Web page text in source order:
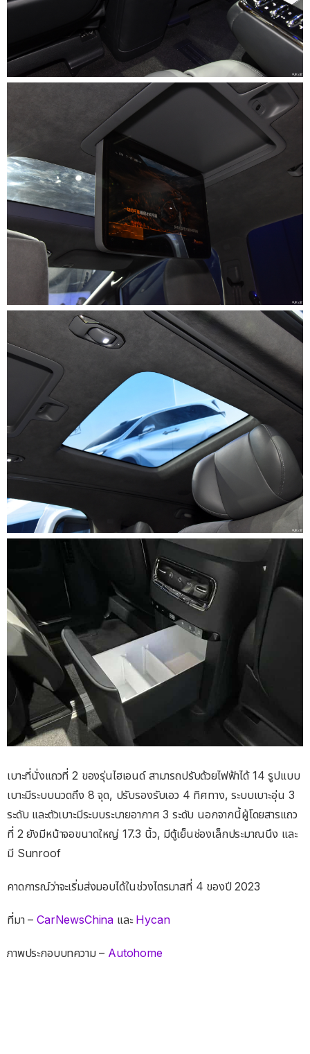
เบาะที่นั่งแถวที่ 2 ของรุ่นไฮเอนด์ สามารถปรับด้วยไฟฟ้าได้ 14 รูปแบบ
เบาะมีระบบนวดถึง 8 จุด, ปรับรองรับเอว 4 ทิศทาง, ระบบเบาะอุ่น 3
ระดับ และตัวเบาะมีระบบระบายอากาศ 3 ระดับ นอกจากนี้ผู้โดยสารแถว
ที่ 2 ยังมีหน้าจอขนาดใหญ่ 17.3 นิ้ว, มีตู้เย็นช่องเล็กประมาณนึง และ
มี Sunroof
คาดการณ์ว่าจะเริ่มส่งมอบได้ในช่วงไตรมาสที่ 4 ของปี 2023
ที่มา –CarNewsChina และ Hycan
ภาพประกอบบทความ – Autohome